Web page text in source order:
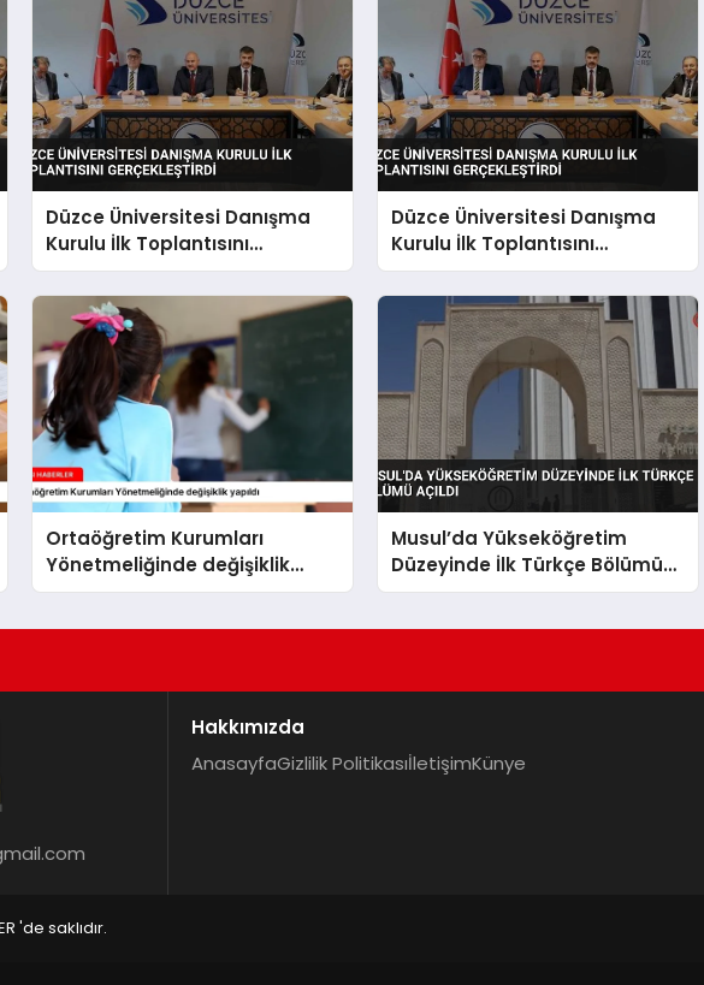
Düzce Üniversitesi Danışma
Kurulu İlk Toplantısını
Gerçekleştirdi
Düzce Üniversitesi Danışma
Kurulu İlk Toplantısını
Gerçekleştirdi
Ortaöğretim Kurumları
Yönetmeliğinde değişiklik
yapıldı
Musul’da Yükseköğretim
Düzeyinde İlk Türkçe Bölümü
Açıldı
Hakkımızda
AnasayfaGizlilik PolitikasıİletişimKünye
'de saklıdır.